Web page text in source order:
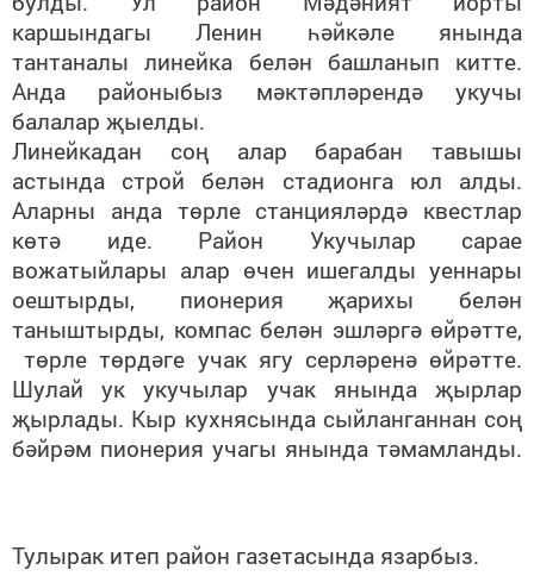
каршындагы Ленин һәйкәле янында
тантаналы линейка белән башланып китте.
Анда районыбыз мәктәпләрендә укучы
балалар җыелды.
Линейкадан соң алар барабан тавышы
астында строй белән стадионга юл алды.
Аларны анда төрле станцияләрдә квестлар
көтә иде. Район Укучылар сарае
вожатыйлары алар өчен ишегалды уеннары
оештырды, пионерия җарихы белән
таныштырды, компас белән эшләргә өйрәтте,
төрле төрдәге учак ягу серләренә өйрәтте.
Шулай ук укучылар учак янында җырлар
җырлады. Кыр кухнясында сыйланганнан соң
бәйрәм пионерия учагы янында тәмамланды.
Тулырак итеп район газетасында язарбыз.